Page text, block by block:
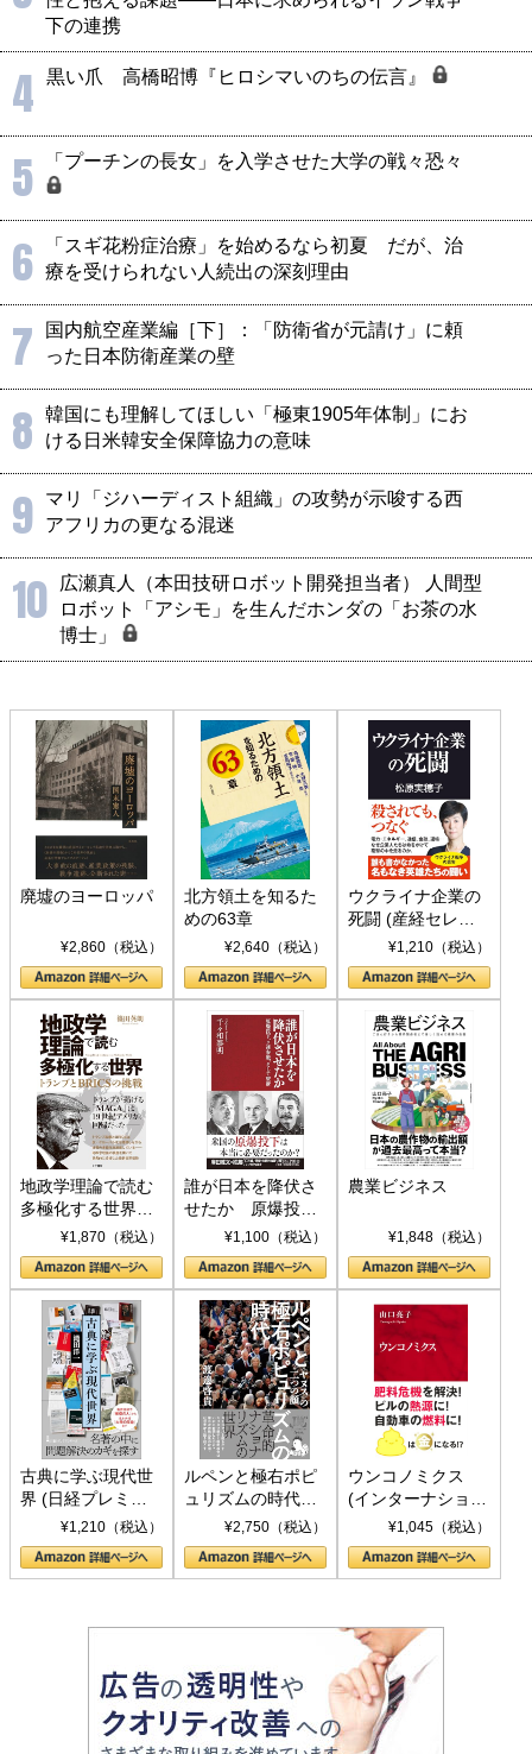
下の連携
4 黒い爪 高橋昭博『ヒロシマいのちの伝言』
5 「プーチンの長女」を入学させた大学の戦々恐々
6
「スギ花粉症治療」を始めるなら初夏 だが、治
療を受けられない人続出の深刻理由
7
国内航空産業編［下］：「防衛省が元請け」に頼
った日本防衛産業の壁
8
韓国にも理解してほしい「極東1905年体制」にお
ける日米韓安全保障協力の意味
9
マリ「ジハーディスト組織」の攻勢が示唆する西
アフリカの更なる混迷
10
広瀬真人（本田技研ロボット開発担当者） 人間型
ロボット「アシモ」を生んだホンダの「お茶の水
博士」
廃墟のヨーロッパ
¥2,860（税込）
北方領土を知るた
めの63章
¥2,640（税込）
ウクライナ企業の
死闘 (産経セレク
ト S 039)¥1,210（税込）
地政学理論で読む
多極化する世界：
トランプとBRICS
の挑戦
¥1,870（税込）
誰が日本を降伏さ
せたか 原爆投
下、ソ連参戦、そ
して聖断 (PHP新
書)
¥1,100（税込）
農業ビジネス
¥1,848（税込）
古典に学ぶ現代世
界 (日経プレミア
シリーズ)¥1,210（税込）
ルペンと極右ポピ
ュリズムの時代：
〈ヤヌス〉の二つ
の顔
¥2,750（税込）
ウンコノミクス
(インターナショナ
ル新書)¥1,045（税込）